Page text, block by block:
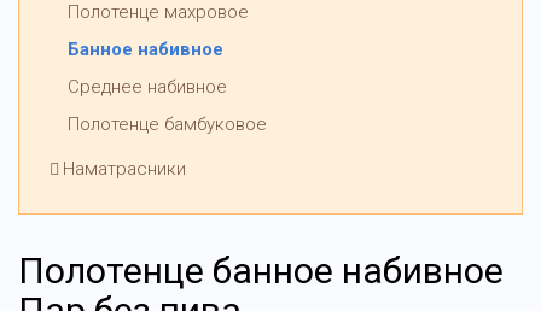
Полотенце махровое
Банное набивное
Среднее набивное
Полотенце бамбуковое
Наматрасники
Полотенце банное набивное